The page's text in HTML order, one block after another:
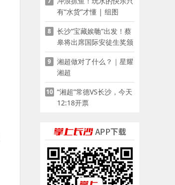
有“水货”才懂 | 组图
8
长沙“宝藏娭毑”出发！蔡
皋将出席国际安徒生奖颁
奖典礼并领奖
9
湘超做对了什么？｜星耀
湘超
10 “湘超”常德VS长沙，今天
12:18开票